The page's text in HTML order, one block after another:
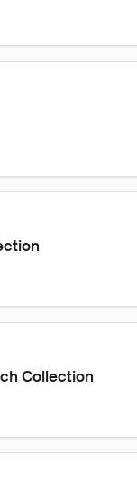
Collection